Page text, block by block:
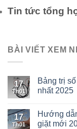
Tin tức tổng
BÀI VIẾT XEM
17
Th01
Bảng trị
nhất 2025
17
Th01
Hướng
giặt mới